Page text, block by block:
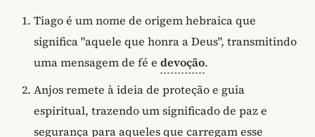
Tiago é um nome de origem hebraica que
significa "aquele que honra a Deus", transmitindo
uma mensagem de fé e devoção.
Anjos remete à ideia de proteção e guia
espiritual, trazendo um significado de paz e
segurança para aqueles que carregam esse